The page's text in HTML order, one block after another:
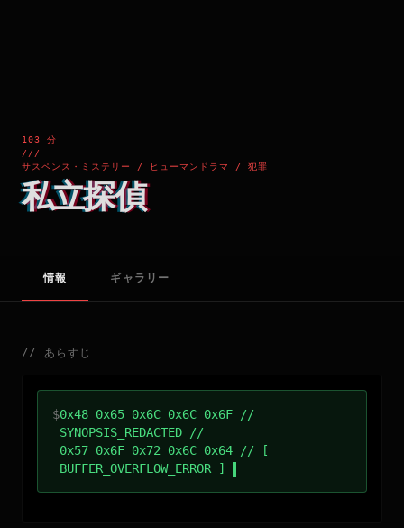
103 分
///
サスペンス・ミステリー / ヒューマンドラマ / 犯罪
私立探偵
情報 ギャラリー
// あらすじ
$0x48 0x65 0x6C 0x6C 0x6F //
SYNOPSIS_REDACTED //
0x57 0x6F 0x72 0x6C 0x64 // [
BUFFER_OVERFLOW_ERROR ]